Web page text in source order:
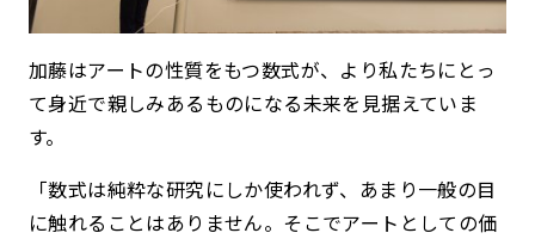
加藤はアートの性質をもつ数式が、より私たちにとっ
て身近で親しみあるものになる未来を見据えていま
す。
「数式は純粋な研究にしか使われず、あまり一般の目
に触れることはありません。そこでアートとしての価